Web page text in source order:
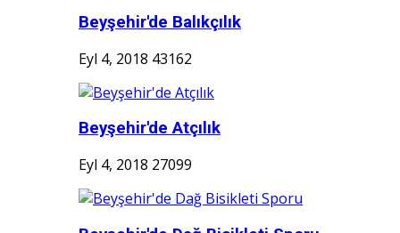
Beyşehir'de Balıkçılık
Eyl 4, 2018 43162
Beyşehir'de Atçılık
Eyl 4, 2018 27099